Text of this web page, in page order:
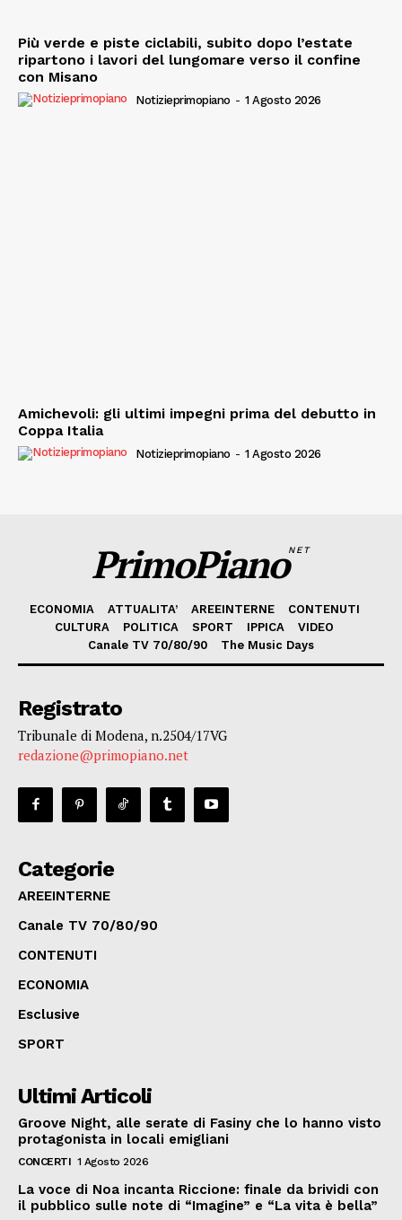
Più verde e piste ciclabili, subito dopo l’estate
ripartono i lavori del lungomare verso il confine
con Misano
Notizieprimopiano - 1 Agosto 2026
Amichevoli: gli ultimi impegni prima del debutto in
Coppa Italia
Notizieprimopiano - 1 Agosto 2026
PrimoPianoNET
ECONOMIA ATTUALITA’ AREEINTERNE
CONTENUTI
CULTURA
POLITICA SPORT IPPICA
VIDEO
Canale TV 70/80/90
The Music Days
Registrato
Tribunale di Modena, n.2504/17VG
redazione@primopiano.net
Categorie
AREEINTERNE
Canale TV 70/80/90
CONTENUTI
ECONOMIA
Esclusive
SPORT
Ultimi Articoli
Groove Night, alle serate di Fasiny che lo hanno visto
protagonista in locali emigliani
CONCERTI 1 Agosto 2026
La voce di Noa incanta Riccione: finale da brividi con
il pubblico sulle note di “Imagine” e “La vita è bella”